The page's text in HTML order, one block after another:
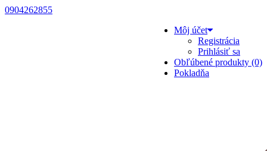
0904262855
Môj účet
Registrácia
Prihlásiť sa
Obľúbené produkty (0)
Pokladňa